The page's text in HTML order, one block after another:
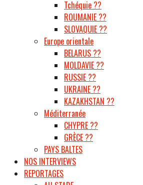
Tchéquie ??
ROUMANIE ??
SLOVAQUIE ??
Europe orientale
BELARUS ??
MOLDAVIE ??
RUSSIE ??
UKRAINE ??
KAZAKHSTAN ??
Méditerranée
CHYPRE ??
GRÈCE ??
PAYS BALTES
NOS INTERVIEWS
REPORTAGES